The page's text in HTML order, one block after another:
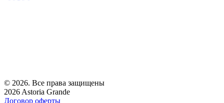
© 2026. Все права защищены
2026 Astoria Grande
Договор оферты